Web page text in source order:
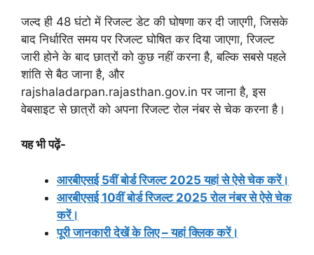
जल्द ही 48 घंटो में रिजल्ट डेट की घोषणा कर दी जाएगी, जिसके
बाद निर्धारित समय पर रिजल्ट घोषित कर दिया जाएगा, रिजल्ट
जारी होने के बाद छात्रों को कुछ नहीं करना है, बल्कि सबसे पहले
शांति से बैठ जाना है, और
rajshaladarpan.rajasthan.gov.in पर जाना है, इस
वेबसाइट से छात्रों को अपना रिजल्ट रोल नंबर से चेक करना है।
यह भी पढ़ें-
आरबीएसई 5वीं बोर्ड रिजल्ट 2025 यहां से ऐसे चेक करें।
आरबीएसई 10वीं बोर्ड रिजल्ट 2025 रोल नंबर से ऐसे चेक
करें।
पूरी जानकारी देखें के लिए – यहां क्लिक करें।